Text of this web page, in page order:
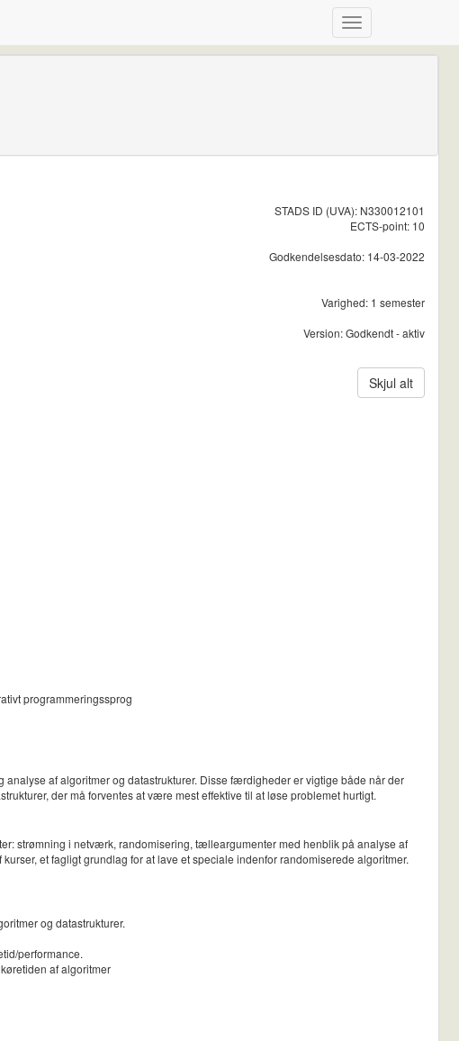
STADS ID (UVA): N330012101
ECTS-point: 10
Godkendelsesdato: 14-03-2022
Varighed: 1 semester
Version: Godkendt - aktiv
Skjul alt
programmeringssprog
af algoritmer og datastrukturer. Disse færdigheder er vigtige både når der
der må forventes at være mest effektive til at løse problemet hurtigt.
strømning i netværk, randomisering, tælleargumenter med henblik på analyse af
et fagligt grundlag for at lave et speciale indenfor randomiserede algoritmer.
og datastrukturer.
performance.
af algoritmer